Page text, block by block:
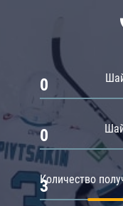
0
0
Количество
3